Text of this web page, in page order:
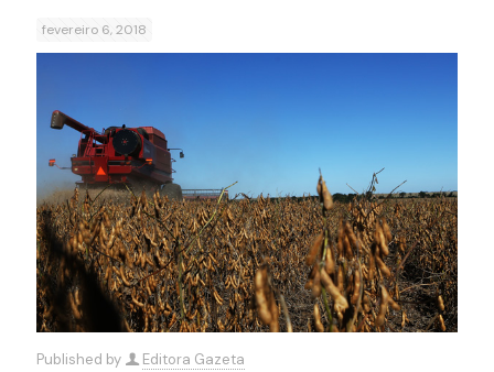
fevereiro 6, 2018
Published by
Editora Gazeta